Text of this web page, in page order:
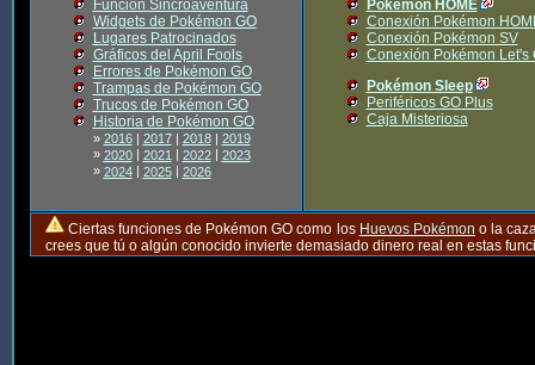
Función Sincroaventura
Widgets de Pokémon GO
Lugares Patrocinados
Gráficos del April Fools
Errores de Pokémon GO
Trampas de Pokémon GO
Trucos de Pokémon GO
Historia de Pokémon GO
» 2016| 2017| 2018| 2019
» 2020| 2021| 2022| 2023
» 2024| 2025| 2026
Pokémon HOME
Conexión Pokémon
Conexión Pokémon SV
Conexión Pokémon Let's
Pokémon Sleep
Periféricos GO Plus
Caja Misteriosa
Ciertas funciones de Pokémon GO como los Huevos Pokémon o la
crees que tú o algún conocido invierte demasiado dinero real en estas